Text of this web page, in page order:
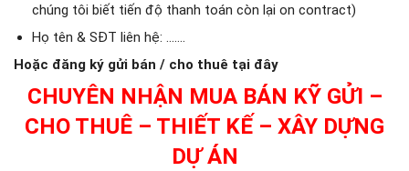
chúng tôi biết tiến độ thanh toán còn lại on contract)
Họ tên & SĐT liên hệ: …….
Hoặc đăng ký gửi bán / cho thuê tại đây
CHUYÊN NHẬN MUA BÁN KỸ GỬI –
CHO THUÊ – THIẾT KẾ – XÂY DỰNG
DỰ ÁN